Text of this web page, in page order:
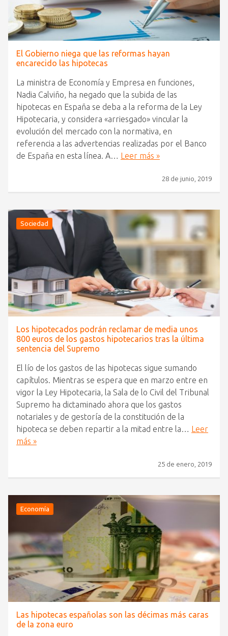
El Gobierno niega que las reformas hayan
encarecido las hipotecas
La ministra de Economía y Empresa en funciones,
Nadia Calviño, ha negado que la subida de las
hipotecas en España se deba a la reforma de la Ley
Hipotecaria, y considera «arriesgado» vincular la
evolución del mercado con la normativa, en
referencia a las advertencias realizadas por el Banco
de España en esta línea. A… Leer más »
28 de junio, 2019
Sociedad
Los hipotecados podrán reclamar de media unos
800 euros de los gastos hipotecarios tras la última
sentencia del Supremo
El lío de los gastos de las hipotecas sigue sumando
capítulos. Mientras se espera que en marzo entre en
vigor la Ley Hipotecaria, la Sala de lo Civil del Tribunal
Supremo ha dictaminado ahora que los gastos
notariales y de gestoría de la constitución de la
hipoteca se deben repartir a la mitad entre la… Leer
más »
25 de enero, 2019
Economía
Las hipotecas españolas son las décimas más caras
de la zona euro